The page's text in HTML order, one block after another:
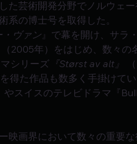
た芸術開発分野でノルウェ
の博士号を取得した。
・ヴァン 』で幕を開け、サラ
（2005年）をはじめ、数々の
シリーズ 『Størst av alt』
得た作品も数多く手掛けて
スイスのテレビドラマ『
映画界において数々の重要